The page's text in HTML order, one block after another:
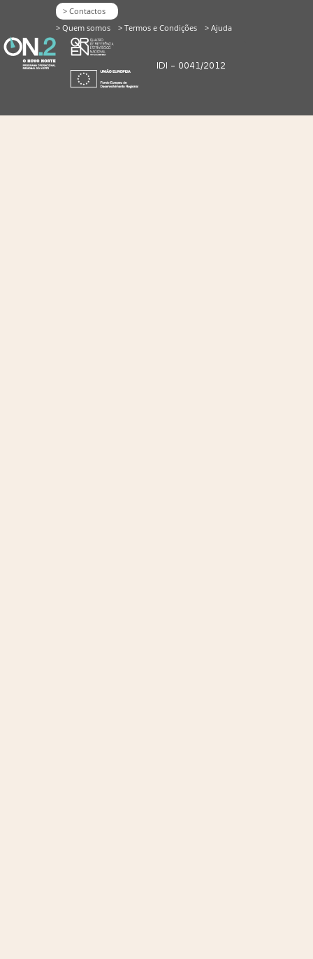
> Contactos
> Quem somos
> Termos e Condições > Ajuda